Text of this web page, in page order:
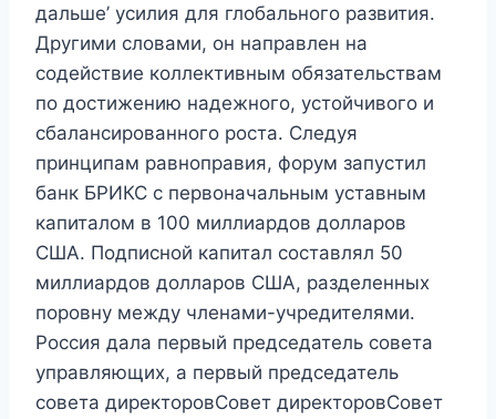
дальше’ усилия для глобального развития.
Другими словами, он направлен на
содействие коллективным обязательствам
по достижению надежного, устойчивого и
сбалансированного роста. Следуя
принципам равноправия, форум запустил
банк БРИКС с первоначальным уставным
капиталом в 100 миллиардов долларов
США. Подписной капитал составлял 50
миллиардов долларов США, разделенных
поровну между членами-учредителями.
Россия дала первый председатель совета
управляющих, а первый председатель
совета директоровСовет директоровСовет